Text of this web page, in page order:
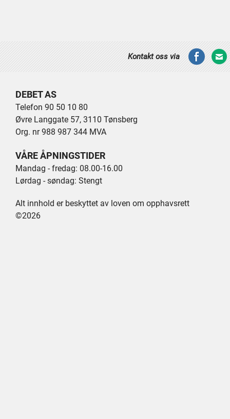
Kontakt oss via
DEBET AS
Telefon 90 50 10 80
Øvre Langgate 57, 3110 Tønsberg
Org. nr 988 987 344 MVA
VÅRE ÅPNINGSTIDER
Mandag - fredag: 08.00-16.00
Lørdag - søndag: Stengt
Alt innhold er beskyttet av loven om opphavsrett
©2026